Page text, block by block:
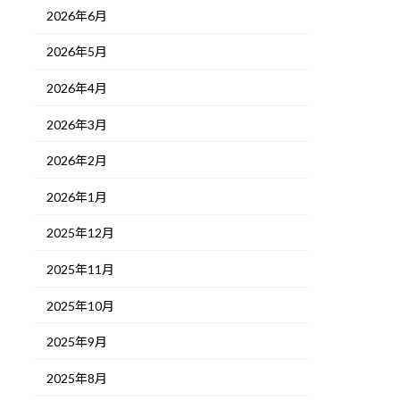
2026年6月
2026年5月
2026年4月
2026年3月
2026年2月
2026年1月
2025年12月
2025年11月
2025年10月
2025年9月
2025年8月